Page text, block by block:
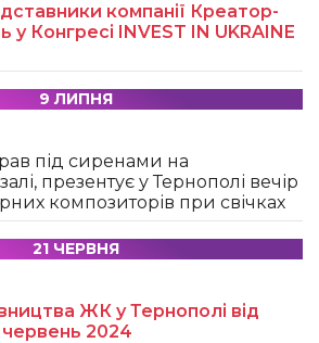
компанії Креатор-
у Конгресі INVEST IN UKRAINE
9 ЛИПНЯ
під сиренами на
презентує у Тернополі вечір
композиторів при свічках
21 ЧЕРВНЯ
ЖК у Тернополі від
2024